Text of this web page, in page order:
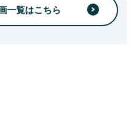
一覧はこちら